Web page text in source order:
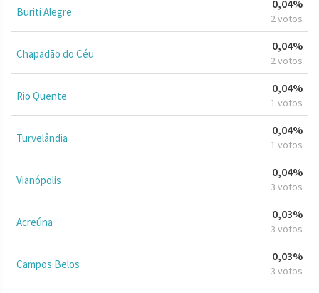
Buriti Alegre
0,04%
2 votos
Chapadão do Céu
0,04%
2 votos
Rio Quente
0,04%
1 votos
Turvelândia
0,04%
1 votos
Vianópolis
0,04%
3 votos
Acreúna
0,03%
3 votos
Campos Belos
0,03%
3 votos